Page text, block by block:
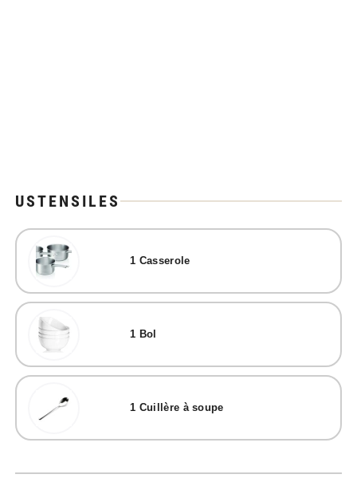
USTENSILES
1 Casserole
1 Bol
1 Cuillère à soupe